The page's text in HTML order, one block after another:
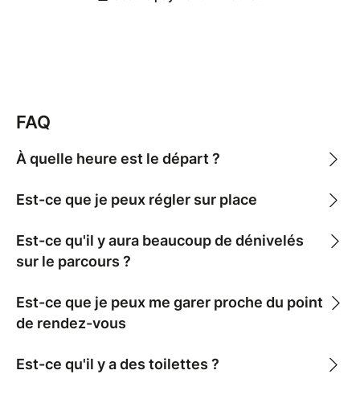
de podium, juste le plaisir de courir.
fraîche.
FAQ
À quelle heure est le départ ?
Est-ce que je peux régler sur place
Est-ce qu'il y aura beaucoup de dénivelés
sur le parcours ?
Est-ce que je peux me garer proche du point
de rendez-vous
Est-ce qu'il y a des toilettes ?